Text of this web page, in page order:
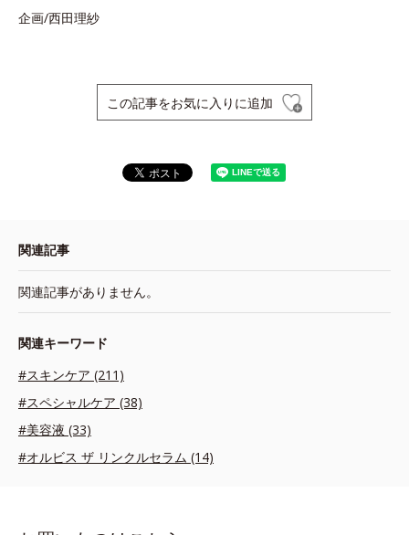
企画/西田理紗
この記事をお気に入りに追加
関連記事
関連記事がありません。
関連キーワード
#スキンケア (211)
#スペシャルケア (38)
#美容液 (33)
#オルビス ザ リンクルセラム (14)